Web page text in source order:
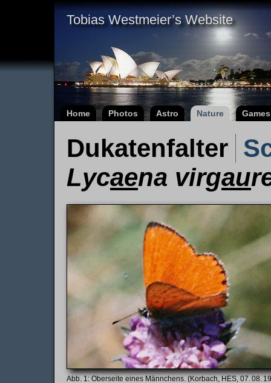
Tobias Westmeier’s Website
Home Photos Astro Nature Games
Dukatenfalter
Lycaena virgau
Oberseite eines Männchens. (Korbach, HES, 07. 08.